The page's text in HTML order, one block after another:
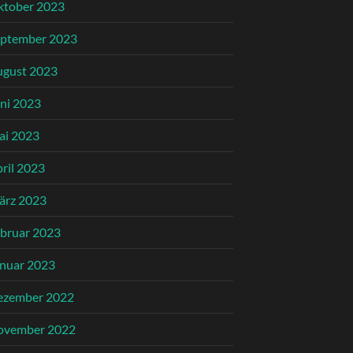
2023
2023
2023
2023
2023
2023
2023
2023
2023
2022
2022